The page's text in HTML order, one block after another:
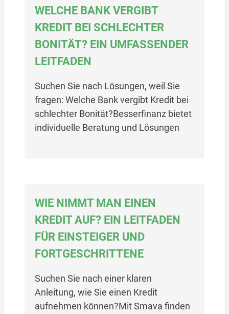
WELCHE BANK VERGIBT
KREDIT BEI SCHLECHTER
BONITÄT? EIN UMFASSENDER
LEITFADEN
Suchen Sie nach Lösungen, weil Sie
fragen: Welche Bank vergibt Kredit bei
schlechter Bonität?Besserfinanz bietet
individuelle Beratung und Lösungen
WIE NIMMT MAN EINEN
KREDIT AUF? EIN LEITFADEN
FÜR EINSTEIGER UND
FORTGESCHRITTENE
Suchen Sie nach einer klaren
Anleitung, wie Sie einen Kredit
aufnehmen können?Mit Smava finden